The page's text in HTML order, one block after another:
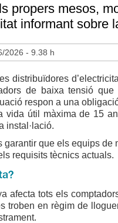
propers mesos,
informant sobre
2026 - 9.38 h
distribuïdores
de baixa tensió
respon a una
vida útil màxima de 15
instal·lació.
garantir que els equips
requisits tècnics actuals.
afecta tots els
troben en règim de